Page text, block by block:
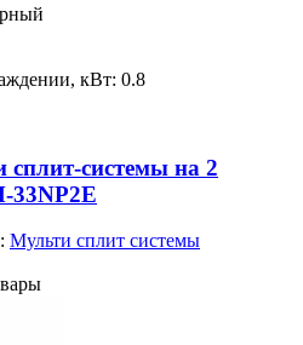
кВт: 0.8
системы на 2
33NP2E
Мульти сплит системы